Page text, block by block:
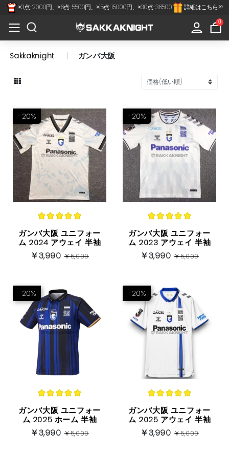
≥3点-2000円、≥6点-5500円、≥15点-15000円、≥30点-36500 詳細はこちら >>
×
0
All
Categories
スペインリーグ
フランスリーグ
プレミアリーグ
セリアA
ブンデスリーガ
ヨーロッパ他
Sakkaknight ガンバ大阪
-20%
ガンバ大阪 ユニフォー
ム 2024 アウェイ 半袖
￥3,990￥5,000
-20%
ガンバ大阪 ユニフォー
ム 2023 アウェイ 半袖
￥3,990￥5,000
-20%
ガンバ大阪 ユニフォー
ム 2025 ホーム 半袖
￥3,990￥5,000
-20%
ガンバ大阪 ユニフォー
ム 2025 アウェイ 半袖
￥3,990￥5,000